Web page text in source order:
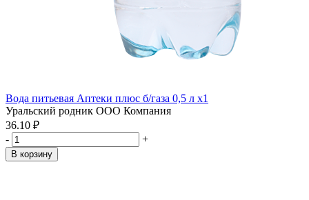
Вода питьевая Аптеки плюс б/газа 0,5 л x1
Уральский родник ООО Компания
36.10 ₽
-
+
В корзину